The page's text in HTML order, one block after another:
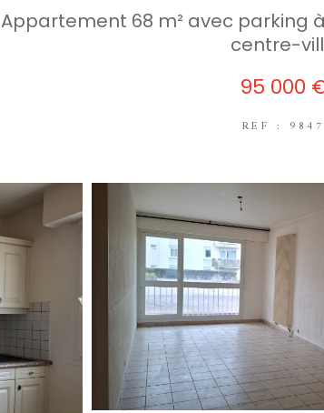
Appartement 68 m² avec parking
centre-
95 000
REF : 9847